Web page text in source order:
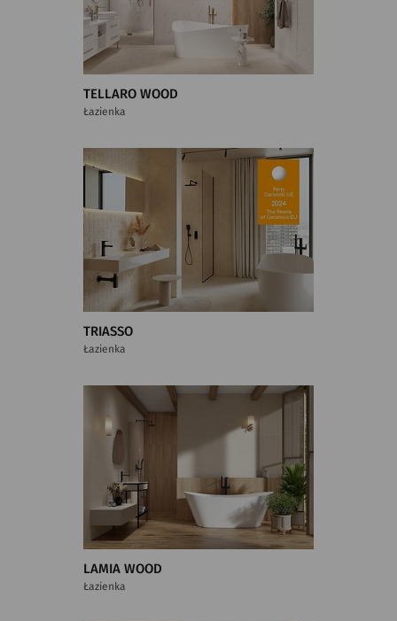
TELLARO WOOD
Łazienka
TRIASSO
Łazienka
LAMIA WOOD
Łazienka